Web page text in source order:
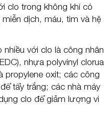
clo trong không khí có
dịch, máu, tim và hệ
với clo là công nhân
nhựa polyvinyl clorua
propylene oxit; các công
tẩy trắng; các nhà máy
clo để giảm lượng vi